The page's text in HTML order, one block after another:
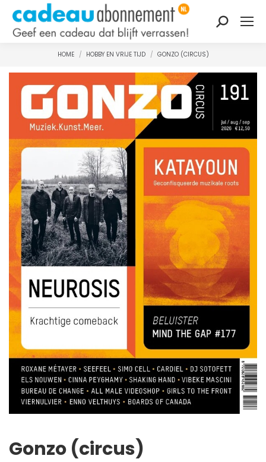
Zoeken:
Je bent hier:
HOME HOBBY EN VRIJE TIJD GONZO (CIRCUS)
Gonzo (circus)